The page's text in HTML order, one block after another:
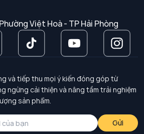
Việt Hoà - TP Hải Phòng
và tiếp thu mọi ý kiến đóng góp từ
ngừng cải thiện và nâng tầm trải nghiệm
sản phẩm.
Gửi